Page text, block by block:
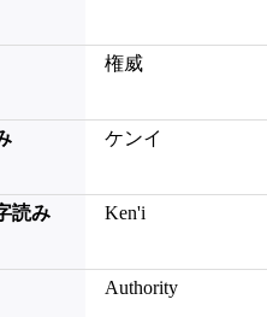
権威
ケンイ
読み Ken'i
Authority